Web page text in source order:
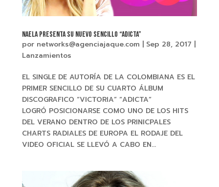
NAELA Presenta su nuevo sencillo “ADICTA”
por networks@agenciajaque.com | Sep 28, 2017 |
Lanzamientos
EL SINGLE DE AUTORÍA DE LA COLOMBIANA ES EL
PRIMER SENCILLO DE SU CUARTO ÁLBUM
DISCOGRAFICO “VICTORIA” “ADICTA”
LOGRÓ POSICIONARSE COMO UNO DE LOS HITS
DEL VERANO DENTRO DE LOS PRINICPALES
CHARTS RADIALES DE EUROPA EL RODAJE DEL
VIDEO OFICIAL SE LLEVÓ A CABO EN...